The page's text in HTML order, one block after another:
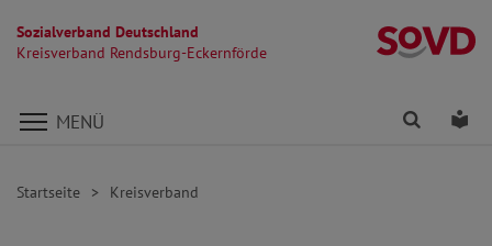
Sozialverband Deutschland
Kreisverband Rendsburg-Eckernförde
Direkt zu den Inhalten springen
MENÜ Finden
Startseite Kreisverband